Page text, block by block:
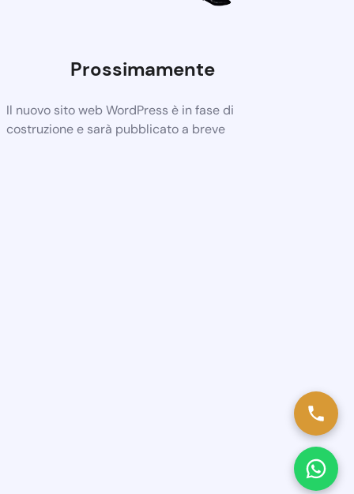
Prossimamente
Il nuovo sito web WordPress è in fase di
costruzione e sarà pubblicato a breve